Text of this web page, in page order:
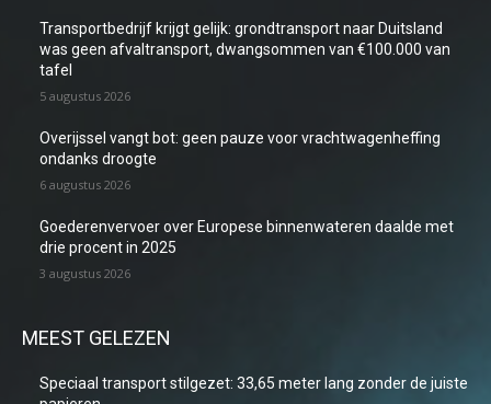
Transportbedrijf krijgt gelijk: grondtransport naar Duitsland
was geen afvaltransport, dwangsommen van €100.000 van
tafel
5 augustus 2026
Overijssel vangt bot: geen pauze voor vrachtwagenheffing
ondanks droogte
6 augustus 2026
Goederenvervoer over Europese binnenwateren daalde met
drie procent in 2025
3 augustus 2026
MEEST GELEZEN
Speciaal transport stilgezet: 33,65 meter lang zonder de juiste